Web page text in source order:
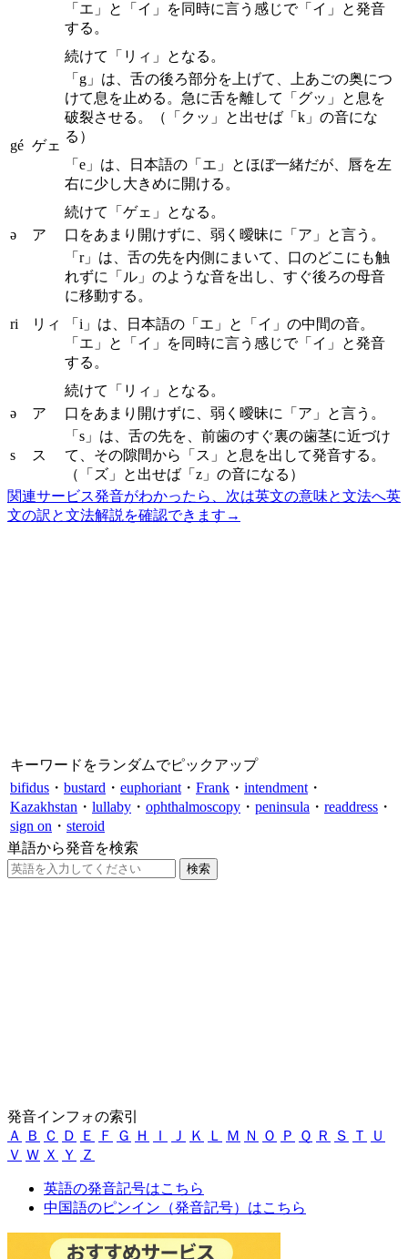
「エ」と「イ」を同時に言う感じで「イ」と発音
する。
続けて「リィ」となる。
gé ゲェ
「g」は、舌の後ろ部分を上げて、上あごの奥につ
けて息を止める。急に舌を離して「グッ」と息を
破裂させる。（「クッ」と出せば「k」の音にな
る）
「e」は、日本語の「エ」とほぼ一緒だが、唇を左
右に少し大きめに開ける。
続けて「ゲェ」となる。
ə
ア 口をあまり開けずに、弱く曖昧に「ア」と言う。
ri リィ
「r」は、舌の先を内側にまいて、口のどこにも触
れずに「ル」のような音を出し、すぐ後ろの母音
に移動する。
「i」は、日本語の「エ」と「イ」の中間の音。
「エ」と「イ」を同時に言う感じで「イ」と発音
する。
続けて「リィ」となる。
ə
ア 口をあまり開けずに、弱く曖昧に「ア」と言う。
s ス
「s」は、舌の先を、前歯のすぐ裏の歯茎に近づけ
て、その隙間から「ス」と息を出して発音する。
（「ズ」と出せば「z」の音になる）
関連サービス発音がわかったら、次は英文の意味と文法へ英
文の訳と文法解説を確認できます →
キーワードをランダムでピックアップ
bifidus ・ bustard ・ euphoriant ・ Frank ・ intendment ・
Kazakhstan ・ lullaby ・ ophthalmoscopy ・ peninsula ・ readdress ・
sign on ・ steroid
単語から発音を検索
発音インフォの索引
Ａ
Ｂ Ｃ Ｄ Ｅ Ｆ Ｇ Ｈ Ｉ Ｊ Ｋ Ｌ Ｍ Ｎ Ｏ Ｐ Ｑ Ｒ Ｓ Ｔ
Ｕ
Ｖ Ｗ Ｘ Ｙ Ｚ
英語の発音記号はこちら
中国語のピンイン（発音記号）はこちら